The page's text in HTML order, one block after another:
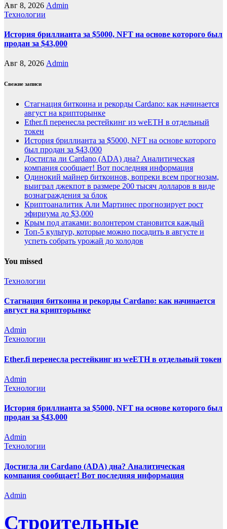
Авг 8, 2026 Admin
Технологии
История бриллианта за $5000, NFT на основе которого был
продан за $43,000
Авг 8, 2026 Admin
Свежие записи
Стагнация биткоина и рекорды Cardano: как начинается
август на крипторынке
Ether.fi перенесла рестейкинг из weETH в отдельный
токен
История бриллианта за $5000, NFT на основе которого
был продан за $43,000
Достигла ли Cardano (ADA) дна? Аналитическая
компания сообщает! Вот последняя информация
Одинокий майнер биткоинов, вопреки всем прогнозам,
выиграл джекпот в размере 200 тысяч долларов в виде
вознаграждения за блок
Криптоаналитик Али Мартинес прогнозирует рост
эфириума до $3,000
Крым под атаками: волонтером становится каждый
Топ-5 культур, которые можно посадить в августе и
успеть собрать урожай до холодов
You missed
Технологии
Стагнация биткоина и рекорды Cardano: как начинается
август на крипторынке
Admin
Технологии
Ether.fi перенесла рестейкинг из weETH в отдельный токен
Admin
Технологии
История бриллианта за $5000, NFT на основе которого был
продан за $43,000
Admin
Технологии
Достигла ли Cardano (ADA) дна? Аналитическая
компания сообщает! Вот последняя информация
Admin
Строительные